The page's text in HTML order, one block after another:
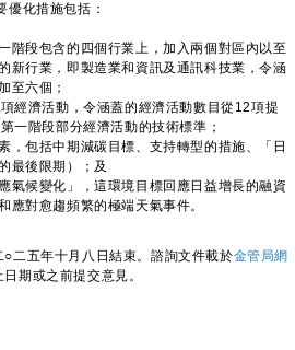
化措施包括：
階段包含的四個行業上，加入兩個對區內以至
新行業，即製造業和資訊及通訊科技業，令涵
至六個；
經濟活動，令涵蓋的經濟活動數目從12項提
一階段部分經濟活動的技術標準；
，包括中期減碳目標、支持轉型的措施、「日
最後限期）；及
氣候變化」，這環境目標回應日益增長的融資
應對愈趨頻繁的極端天氣事件。
五年十月八日結束。諮詢文件載於金管局網
期或之前提交意見。